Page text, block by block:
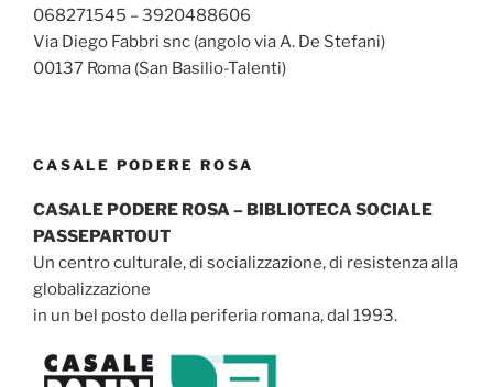
068271545 – 3920488606
Via Diego Fabbri snc (angolo via A. De Stefani)
00137 Roma (San Basilio-Talenti)
CASALE PODERE ROSA
CASALE PODERE ROSA – BIBLIOTECA SOCIALE
PASSEPARTOUT
Un centro culturale, di socializzazione, di resistenza alla
globalizzazione
in un bel posto della periferia romana, dal 1993.